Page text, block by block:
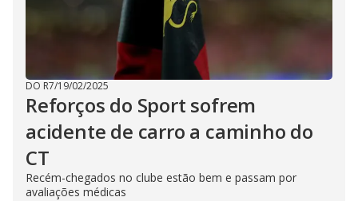
DO R7/19/02/2025
Reforços do Sport sofrem
acidente de carro a caminho do
CT
Recém-chegados no clube estão bem e passam por
avaliações médicas